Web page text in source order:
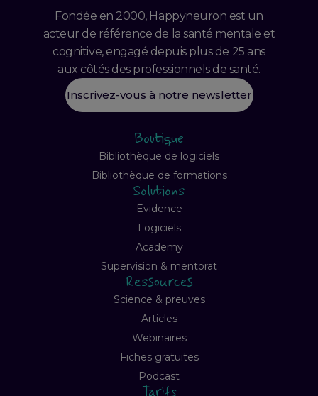
Fondée en 2000, Happyneuron est un
acteur de référence de la santé mentale et
cognitive, engagé depuis plus de 25 ans
aux côtés des professionnels de santé.
Inscrivez-vous à notre newsletter
Boutique
Bibliothèque de logiciels
Bibliothèque de formations
Solutions
Evidence
Logiciels
Academy
Supervision & mentorat
Ressources
Science & preuves
Articles
Webinaires
Fiches gratuites
Podcast